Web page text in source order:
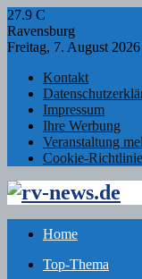
27.9 C
Ravensburg
Freitag, 7. August 2026
Kontakt
Impressum
Ihre Werbung
Veranstaltung
Cookie-Richtlinie
Facebook
Twitter
Instagram
Email
Rss
Home
Top-Thema